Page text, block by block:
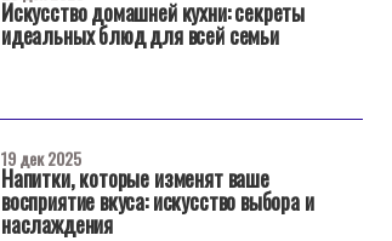
Искусство домашней кухни: секреты
идеальных блюд для всей семьи
Напитки, которые изменят ваше
восприятие вкуса: искусство выбора и
наслаждения
19 дек 2025